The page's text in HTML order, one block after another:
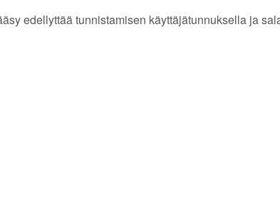
edellyttää tunnistamisen käyttäjätunnuksella ja